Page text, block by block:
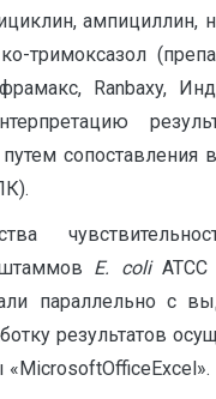
ампициллин,
тримоксазол
Ranbaxy,
сопоставления
E. coliАТСС
параллельно с
результатов